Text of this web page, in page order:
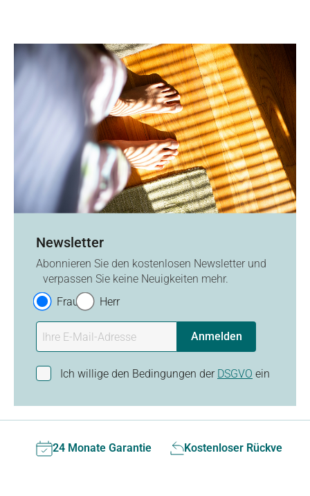
Newsletter
Abonnieren Sie den kostenlosen Newsletter und
verpassen Sie keine Neuigkeiten mehr.
Frau
Herr
Anmelden
Ich willige den Bedingungen der DSGVO ein
24 Monate Garantie Kostenloser Rückversand